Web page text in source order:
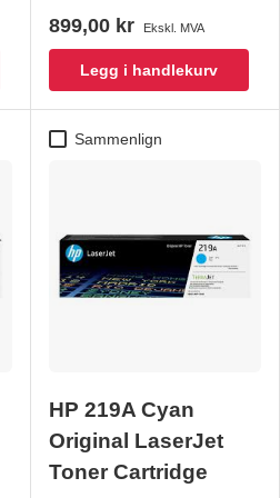
899,00 kr Ekskl. MVA
Legg i handlekurv
Sammenlign
HP 219A Cyan
Original LaserJet
Toner Cartridge